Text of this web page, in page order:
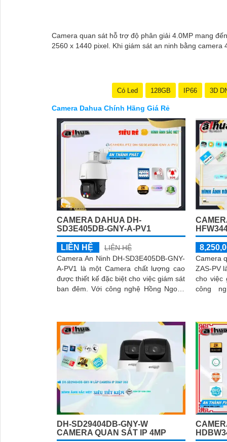
Camera quan sát hỗ trợ độ phân giải 4.0MP mang
2560 x 1440 pixel. Khi giám sát an ninh bằng
Có Led 128GB IP66 3D
Camera Dahua Chính Hãng Giá Rẻ
CAMERA DAHUA DH-
SD3E405DB-GNY-A-PV1
LIÊN HỆ
LIÊN HỆ
Camera An Ninh DH-SD3E405DB-GNY-
A-PV1 là một Camera chất lượng cao
được thiết kế đặc biệt cho việc giám sát
ban đêm. Với công nghệ Hồng Ngoại,
Camera
ZAS-PV
cho việc
công
DH-SD29404DB-GNY-W
CAMERA QUAN SÁT IP 4MP